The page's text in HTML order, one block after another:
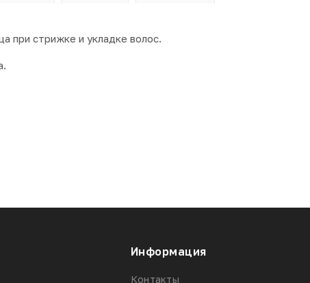
при стрижке и укладке волос.
Информация
Контакты